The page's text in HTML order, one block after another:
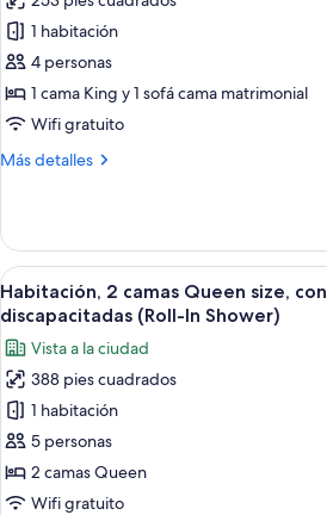
de
Habitación,
1
cama
King
y
con
acceso
para
personas
discapacitadas
(Roll-
In
Shower)
1 habitación
4 personas
1 cama King y 1 sofá cama matrimonial
Wifi gratuito
Más detalles
Más
1
cama
King
size
sofá
cama,
con
acceso
para
discapacitadas
(Roll-
Abrir
todas
las
fotos
de
Habitación,
2
camas
Queen
9
Habitación, 2 camas Queen size,
discapacitadas (Roll-In Shower)
Vista a la ciudad
388 pies cuadrados
1 habitación
5 personas
2 camas Queen
Wifi gratuito